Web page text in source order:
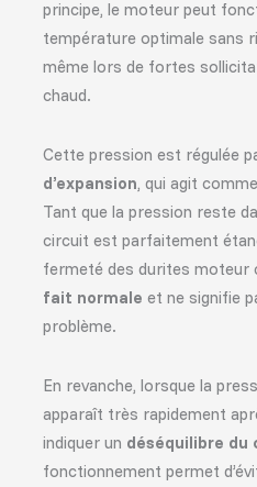
principe, le moteur peut
température optimale sans
même lors de fortes
chaud.
Cette pression est régulée
d’expansion, qui agit
Tant que la pression reste
circuit est parfaitement
fermeté des durites moteur
fait normale et ne signifie
problème.
En revanche, lorsque la
apparaît très rapidement
indiquer un déséquilibre du
fonctionnement permet